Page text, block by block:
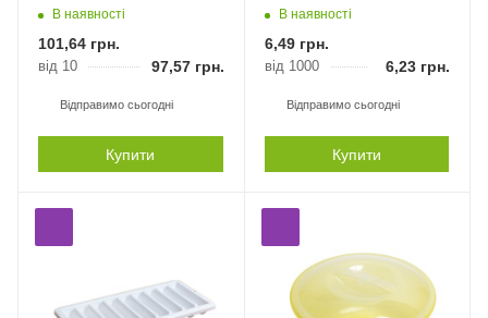
В наявності
101,64 грн.
від 10 97,57 грн.
Відправимо сьогодні
Купити
В наявності
6,49грн.
від 1000 6,23 грн.
Відправимо сьогодні
Купити